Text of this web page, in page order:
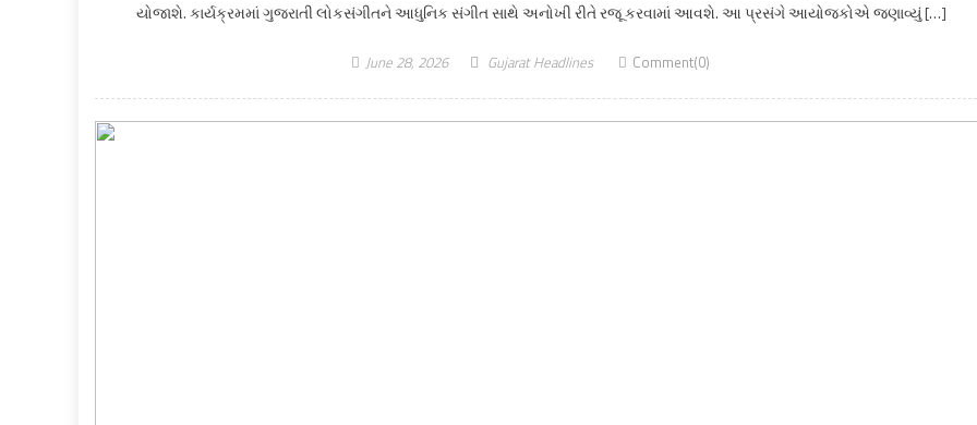
યોજાશે. કાર્યક્રમમાં ગુજરાતી લોકસંગીતને આધુનિક સંગીત સાથે અનોખી રીતે રજૂ કરવામાં આવશે. આ પ્રસંગે આયોજકોએ જણાવ્યું […]
June 28, 2026 Gujarat Headlines Comment(0)